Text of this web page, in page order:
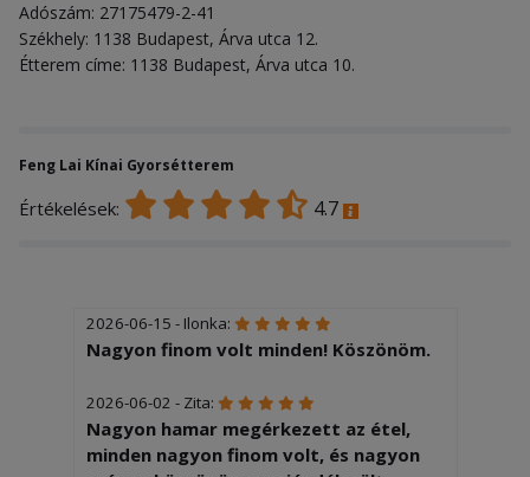
Adószám: 27175479-2-41
Székhely: 1138 Budapest, Árva utca 12.
Étterem címe: 1138 Budapest, Árva utca 10.
Feng Lai Kínai Gyorsétterem
Értékelések: 4.7
2026-06-15 - Ilonka:
Nagyon finom volt minden! Köszönöm.
2026-06-02 - Zita:
Nagyon hamar megérkezett az étel,
minden nagyon finom volt, és nagyon